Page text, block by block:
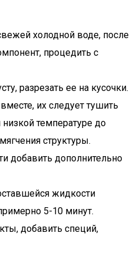
холодной воде, после
процедить с
разрезать ее на кусочки.
их следует тушить
температуре до
структуры.
добавить дополнительно
жидкости
5-10 минут.
добавить специй,